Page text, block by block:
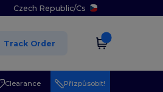
Czech Republic/Cs
Track Order
Clearance Přizpůsobit!